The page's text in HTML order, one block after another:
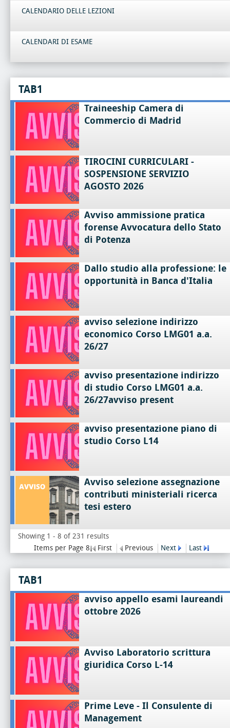
CALENDARIO DELLE LEZIONI
CALENDARI DI ESAME
TAB1
Traineeship Camera di
Commercio di Madrid
TIROCINI CURRICULARI -
SOSPENSIONE SERVIZIO
AGOSTO 2026
Avviso ammissione pratica
forense Avvocatura dello Stato
di Potenza
Dallo studio alla professione: le
opportunità in Banca d'Italia
avviso selezione indirizzo
economico Corso LMG01 a.a.
26/27
avviso presentazione indirizzo
di studio Corso LMG01 a.a.
26/27avviso present
avviso presentazione piano di
studio Corso L14
Avviso selezione assegnazione
contributi ministeriali ricerca
tesi estero
Showing 1 - 8 of 231 results
Items per Page 8
First Previous Next Last
TAB1
avviso appello esami laureandi
ottobre 2026
Avviso Laboratorio scrittura
giuridica Corso L-14
Prime Leve - Il Consulente di
Management